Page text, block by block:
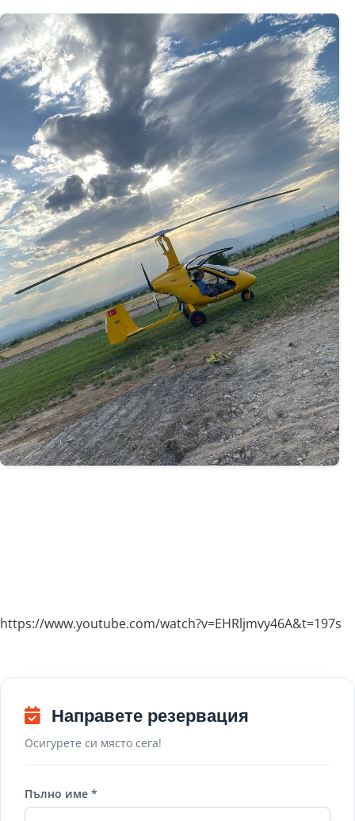
https://www.youtube.com/watch?v=EHRljmvy46A&t=197s
Направете резервация
Осигурете си място сега!
Пълно име *